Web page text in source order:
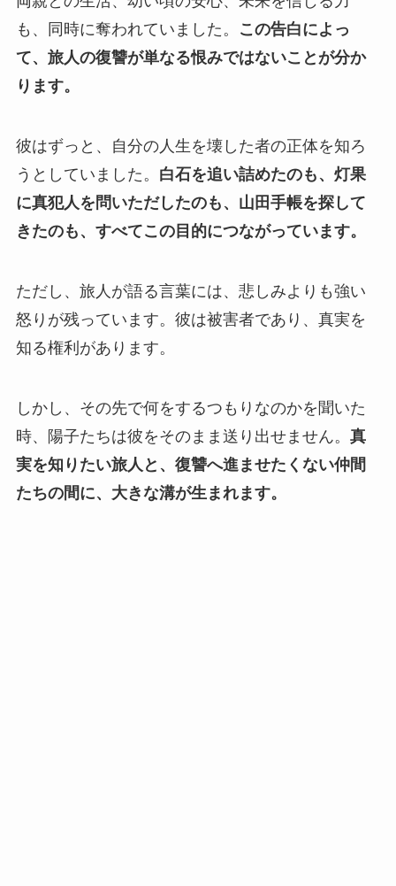
も、同時に奪われていました。
この告白によっ
て、旅人の復讐が単なる恨みではないことが分か
ります。
彼はずっと、自分の人生を壊した者の正体を知ろ
うとしていました。 白石を追い詰めたのも、灯果
に真犯人を問いただしたのも、山田手帳を探して
きたのも、すべてこの目的につながっています。
ただし、旅人が語る言葉には、悲しみよりも強い
怒りが残っています。彼は被害者であり、真実を
知る権利があります。
しかし、その先で何をするつもりなのかを聞いた
時、陽子たちは彼をそのまま送り出せません。 真
実を知りたい旅人と、復讐へ進ませたくない仲間
たちの間に、大きな溝が生まれます。